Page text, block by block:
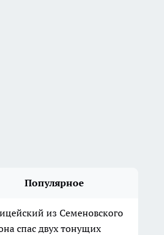
Популярное
из Семеновского
спас двух тонущих